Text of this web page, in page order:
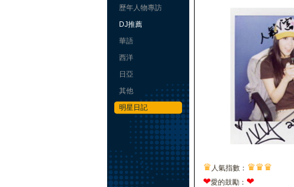
歷年人物專訪
DJ推薦
華語
西洋
日亞
其他
明星日記
♛ 人氣指數： ♛♛♛
❤愛的鼓勵： ❤